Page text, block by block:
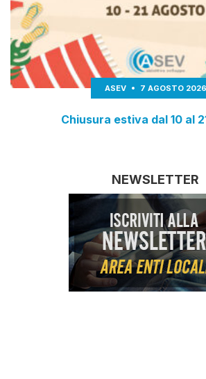
ASEV 7 AGOSTO 2026
Chiusura estiva dal 10 al
NEWSLETTER